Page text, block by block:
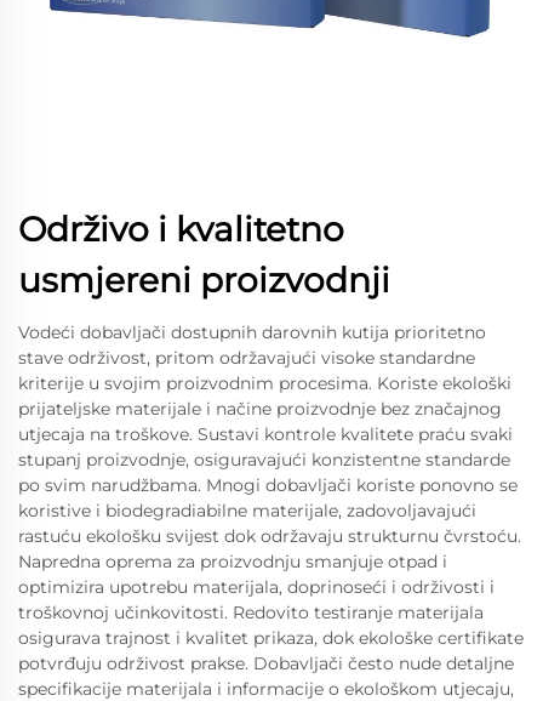
Održivo i kvalitetno
usmjereni proizvodnji
Vodeći dobavljači dostupnih darovnih kutija prioritetno
stave održivost, pritom održavajući visoke standardne
kriterije u svojim proizvodnim procesima. Koriste ekološki
prijateljske materijale i načine proizvodnje bez značajnog
utjecaja na troškove. Sustavi kontrole kvalitete praću svaki
stupanj proizvodnje, osiguravajući konzistentne standarde
po svim narudžbama. Mnogi dobavljači koriste ponovno se
koristive i biodegradiabilne materijale, zadovoljavajući
rastuću ekološku svijest dok održavaju strukturnu čvrstoću.
Napredna oprema za proizvodnju smanjuje otpad i
optimizira upotrebu materijala, doprinoseći i održivosti i
troškovnoj učinkovitosti. Redovito testiranje materijala
osigurava trajnost i kvalitet prikaza, dok ekološke certifikate
potvrđuju održivost prakse. Dobavljači često nude detaljne
specifikacije materijala i informacije o ekološkom utjecaju,